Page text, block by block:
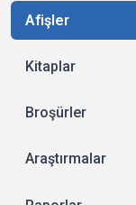
Afişler
Kitaplar
Broşürler
Araştırmalar